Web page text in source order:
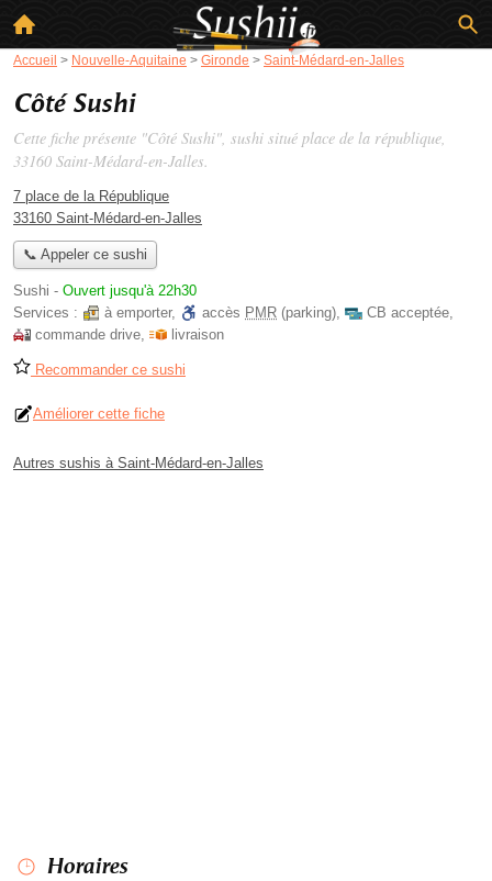
Accueil > Nouvelle-Aquitaine > Gironde > Saint-Médard-en-Jalles
Côté Sushi
Cette fiche présente "Côté Sushi", sushi situé place de la république,
33160 Saint-Médard-en-Jalles.
7 place de la République
33160 Saint-Médard-en-Jalles
📞 Appeler ce sushi
Sushi - Ouvert jusqu'à 22h30
Services :
à emporter, accès PMR (parking), CB acceptée,
commande drive, livraison
Recommander ce sushi
Améliorer cette fiche
Autres sushis à Saint-Médard-en-Jalles
Horaires